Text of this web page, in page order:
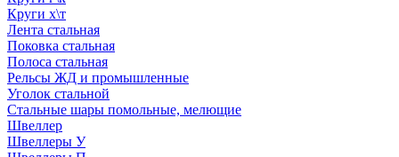
Круги х\т
Лента стальная
Поковка стальная
Полоса стальная
Рельсы ЖД и промышленные
Уголок стальной
Стальные шары помольные, мелющие
Швеллер
Швеллеры У